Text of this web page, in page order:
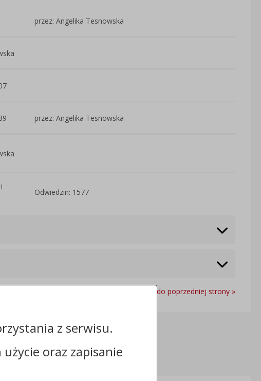
przez: Angelika Tesnowska
przez: Angelika Tesnowska
Odwiedzin: 1577
Powrót do poprzedniej strony »
z serwisu.
oraz zapisanie